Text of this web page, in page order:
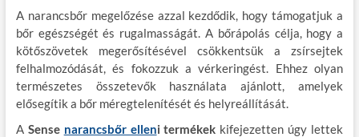
A narancsbőr megelőzése azzal kezdődik, hogy támogatjuk a
bőr egészségét és rugalmasságát. A bőrápolás célja, hogy a
kötőszövetek megerősítésével csökkentsük a zsírsejtek
felhalmozódását, és fokozzuk a vérkeringést. Ehhez olyan
természetes összetevők használata ajánlott, amelyek
elősegítik a bőr méregtelenítését és helyreállítását.
A Sense narancsbőr elleni termékek kifejezetten úgy lettek